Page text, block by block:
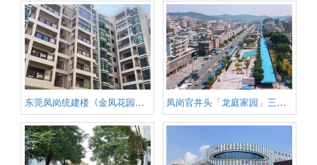
东莞凤岗统建楼《金凤花园》金凤 凤岗官井头「龙庭家园」三栋联排